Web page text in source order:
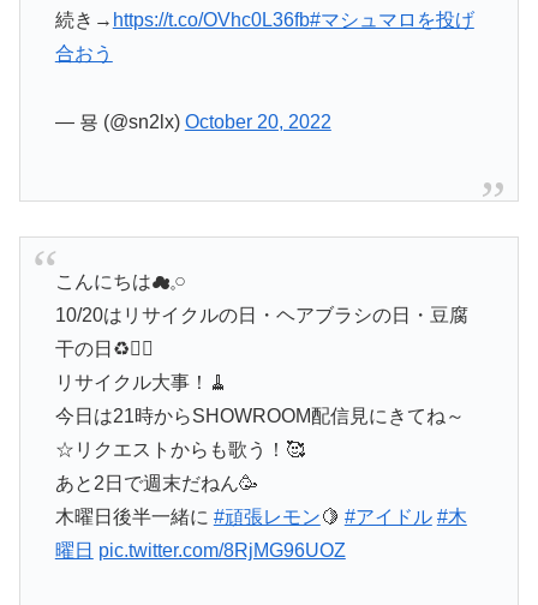
続き→ https://t.co/OVhc0L36fb#マシュマロを投げ
合おう
— 묭 (@sn2lx) October 20, 2022
こんにちは☁𓈒𓏸︎︎︎︎
10/20はリサイクルの日・ヘアブラシの日・豆腐
干の日♻️💇‍♀️
リサイクル大事！🧹
今日は21時からSHOWROOM配信見にきてね～
☆リクエストからも歌う！🥰
あと2日で週末だねん🥳
木曜日後半一緒に #頑張レモン🍋 #アイドル #木
曜日 pic.twitter.com/8RjMG96UOZ